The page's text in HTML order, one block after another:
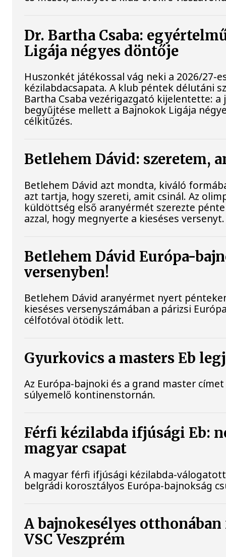
Dr. Bartha Csaba:
Ligája négyes döntője
Huszonkét játékossal vág neki a 2026/27-
kézilabdacsapata. A klub péntek délutáni
Bartha Csaba vezérigazgató kijelentette:
begyűjtése mellett a Bajnokok Ligája
célkitűzés.
Betlehem Dávid: szeretem,
Betlehem Dávid azt mondta, kiváló
azt tartja, hogy szereti, amit csinál. Az
küldöttség első aranyérmét szerezte
azzal, hogy megnyerte a kieséses versenyt.
Betlehem Dávid Európa-
versenyben!
Betlehem Dávid aranyérmet nyert
kieséses versenyszámában a párizsi
célfotóval ötödik lett.
Gyurkovics a masters Eb
Az Európa-bajnoki és a grand master
súlyemelő kontinenstornán.
Férfi kézilabda ifjúsági Eb:
magyar csapat
A magyar férfi ifjúsági kézilabda-
belgrádi korosztályos Európa-bajnokság
A bajnokesélyes
VSC Veszprém